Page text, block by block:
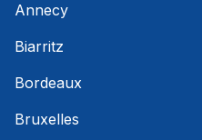
Annecy
Biarritz
Bordeaux
Bruxelles